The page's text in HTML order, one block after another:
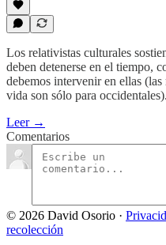
Los relativistas culturales
deben detenerse en el tiempo,
debemos intervenir en ellas
vida son sólo para occidentales).
Leer →
Comentarios
© 2026 David Osorio ·
recolección